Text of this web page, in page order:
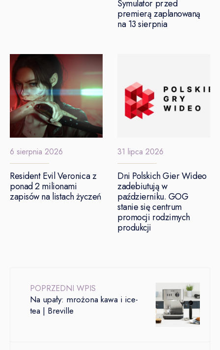
Symulator przed
premierą zaplanowaną
na 13 sierpnia
6 sierpnia 2026
Resident Evil Veronica z
ponad 2 milionami
zapisów na listach życzeń
31 lipca 2026
Dni Polskich Gier Wideo
zadebiutują w
październiku. GOG
stanie się centrum
promocji rodzimych
produkcji
POPRZEDNI WPIS
Na upały: mrożona kawa i ice-
tea | Breville